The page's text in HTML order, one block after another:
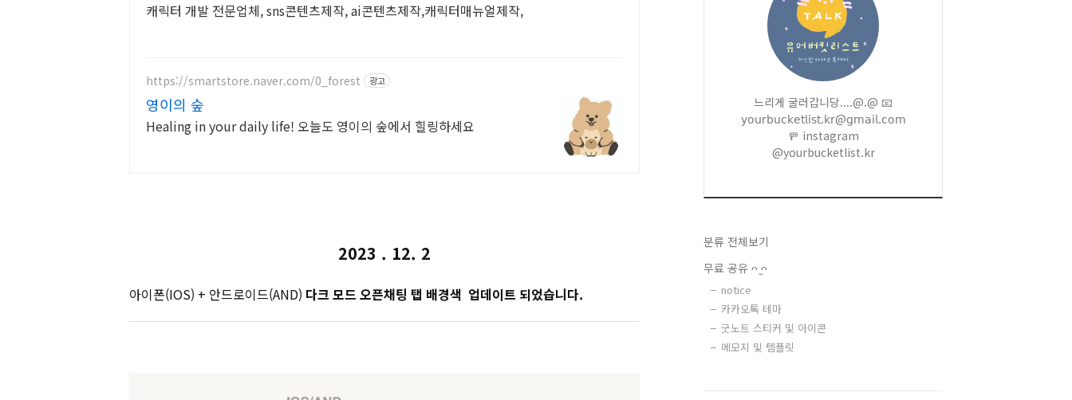
캐릭터 개발 전문업체, sns콘텐츠제작, ai콘텐츠제작,캐릭터매뉴얼제작,
https://smartstore.naver.com/0_forest 광고
영이의 숲
Healing in your daily life! 오늘도 영이의 숲에서 힐링하세요
2023 . 12. 2
아이폰(IOS) + 안드로이드(AND) 다크 모드 오픈채팅 탭 배경색 업데이트 되었습니다.
느리게 굴러갑니당....@.@ 📧
𝗒𝗈𝗎𝗋𝖻𝗎𝖼𝗄𝖾𝗍𝗅𝗂𝗌𝗍.𝗄𝗋@𝗀𝗆𝖺𝗂𝗅.𝖼𝗈𝗆
🚥 instagram
@yourbucketlist.kr
분류 전체보기
무료 공유 ᴖ ̫ᴖ
notice
카카오톡 테마
굿노트 스티커 및 아이콘
메모지 및 템플릿